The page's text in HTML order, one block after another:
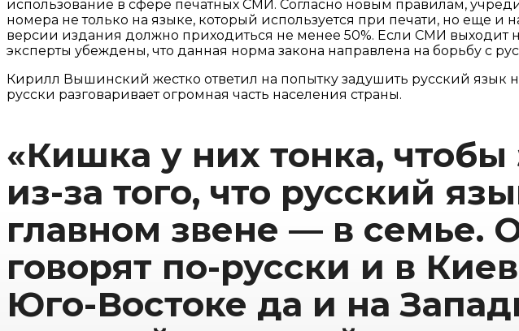
использование в сфере печатных СМИ. Согласно новым правилам,
номера не только на языке, который используется при печати, но еще
версии издания должно приходиться не менее 50%. Если СМИ выходит
эксперты убеждены, что данная норма закона направлена на борьбу с
Кирилл Вышинский жестко ответил на попытку задушить русский язык
русски разговаривает огромная часть населения страны.
«Кишка у них тонка,
из-за того, что русский
главном звене — в семье.
говорят по-русски и в
Юго-Востоке да и на